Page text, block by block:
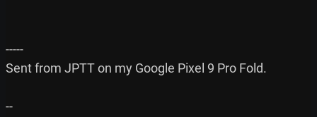
-----
Sent from JPTT on my Google Pixel 9 Pro Fold.